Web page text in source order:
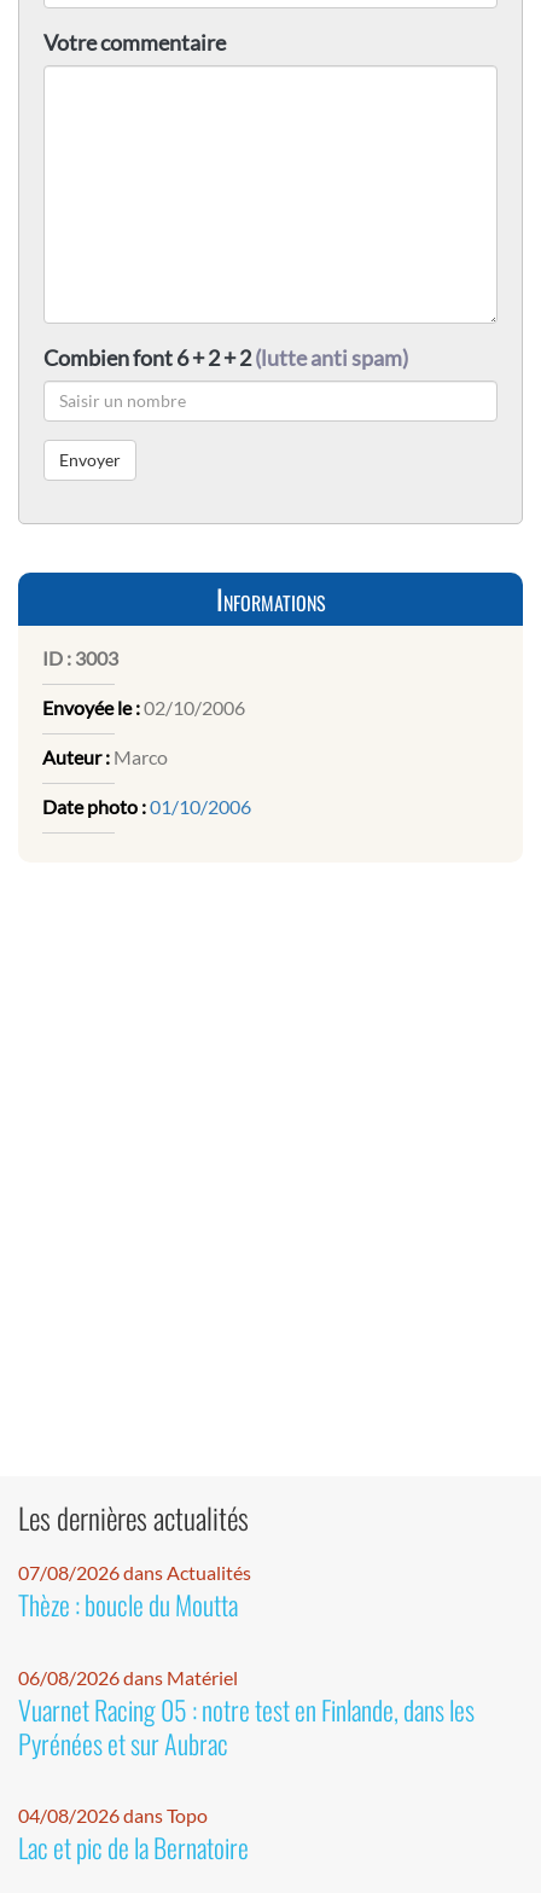
Votre commentaire
Combien font 6 + 2 + 2(lutte anti spam)
Informations
ID : 3003
Envoyée le :02/10/2006
Auteur : Marco
Date photo :01/10/2006
Les dernières actualités
07/08/2026 dans Actualités
Thèze : boucle du Moutta
06/08/2026 dans Matériel
Vuarnet Racing 05 : notre test en Finlande, dans les
Pyrénées et sur Aubrac
04/08/2026 dans Topo
Lac et pic de la Bernatoire